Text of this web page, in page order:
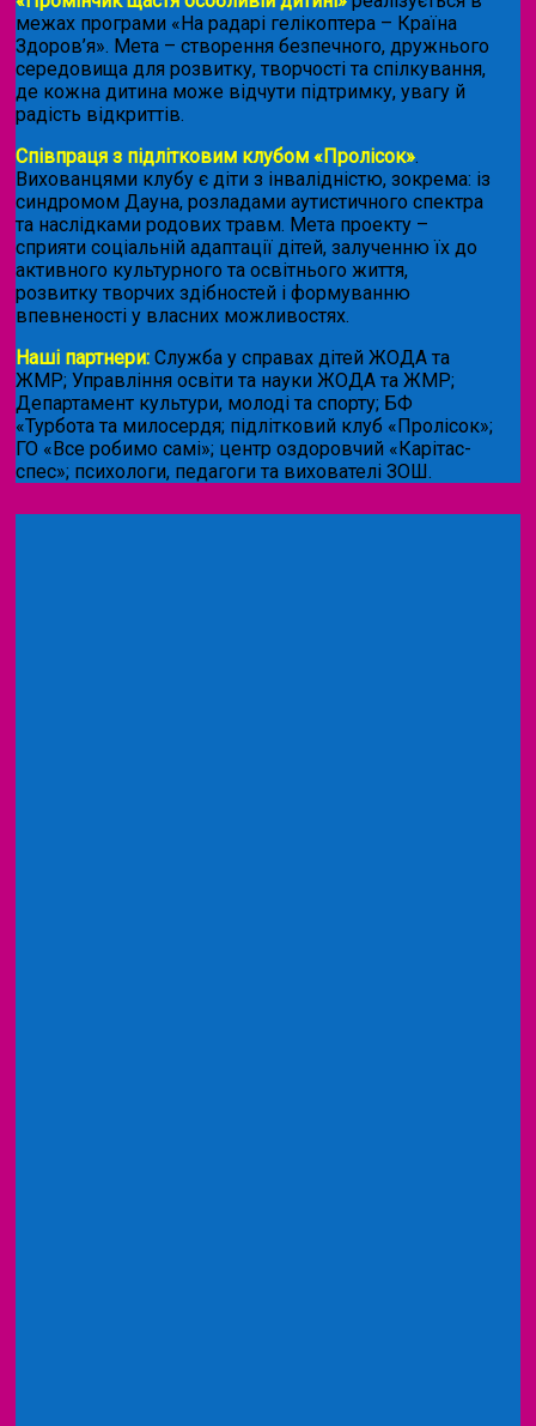
межах програми «На радарі гелікоптера – Країна
Здоров’я». Мета – створення безпечного, дружнього
середовища для розвитку, творчості та спілкування,
де кожна дитина може відчути підтримку, увагу й
радість відкриттів.
Співпраця з підлітковим клубом «Пролісок».
Вихованцями клубу є діти з інвалідністю, зокрема: із
синдромом Дауна, розладами аутистичного спектра
та наслідками родових травм. Мета проекту –
сприяти соціальній адаптації дітей, залученню їх до
активного культурного та освітнього життя,
розвитку творчих здібностей і формуванню
впевненості у власних можливостях.
Наші партнери: Служба у справах дітей ЖОДА та
ЖМР; Управління освіти та науки ЖОДА та ЖМР;
Департамент культури, молоді та спорту; БФ
«Турбота та милосердя; підлітковий клуб «Пролісок»;
ГО «Все робимо самі»; центр оздоровчий «Карітас-
спес»; психологи, педагоги та вихователі ЗОШ.